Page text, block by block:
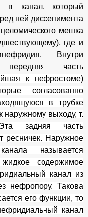
в канал, который
ней диссепимента
мешка
где и
Внутри
передняя часть
к нефростоме)
согласованно
в трубке
наружному выходу, т.
задняя часть
ресничек. Наружное
называется
содержимое
канал из
нефропору. Такова
его функции, то
канал